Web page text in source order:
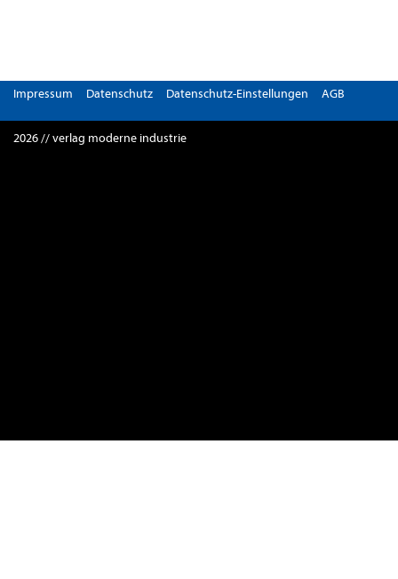
Impressum Datenschutz Datenschutz-Einstellungen AGB
2026 // verlag moderne industrie